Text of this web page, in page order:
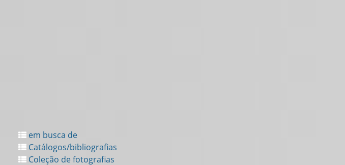
em busca de
Catálogos/bibliografias
Coleção de fotografias